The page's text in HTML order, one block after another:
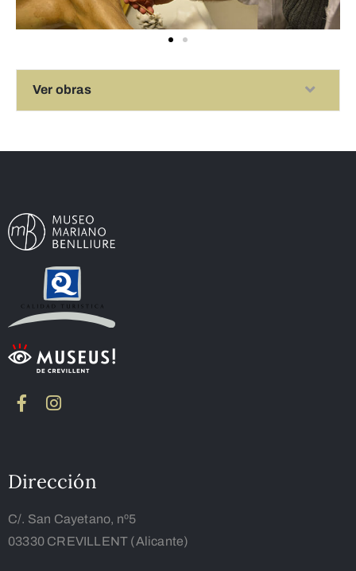
Ver obras
Dirección
C/. San Cayetano, nº5
03330 CREVILLENT (Alicante)